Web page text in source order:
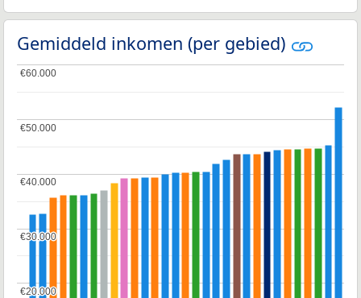
Gemiddeld inkomen (per gebied)
€20.000
€20.000
€30.000
€30.000
€40.000
€40.000
€50.000
€50.000
€60.000
€60.000